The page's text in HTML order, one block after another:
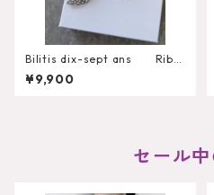
Bilitis dix-sept ans Ribb
on Brooch（L）
¥9,900
セール